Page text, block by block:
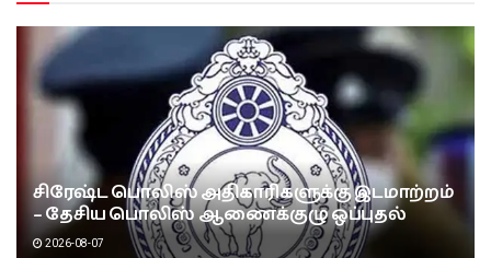
சிரேஷ்ட பொலிஸ் அதிகாரிகளுக்கு இடமாற்றம்
– தேசிய பொலிஸ் ஆணைக்குழு ஒப்புதல்
2026-08-07